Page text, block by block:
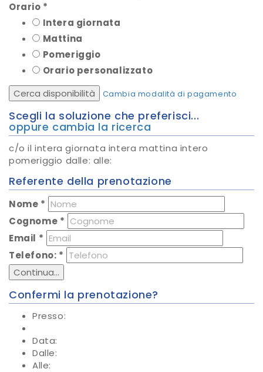
Orario *
Intera giornata
Mattina
Pomeriggio
Orario personalizzato
Cerca disponibilità
Cambia modalità di pagamento
Scegli la soluzione che preferisci...
oppure cambia la ricerca
c/oilintera giornata intera mattina intero
pomeriggio dalle: alle:
Referente della prenotazione
Nome *
Cognome *
Email *
Telefono: *
Continua...
Confermi la prenotazione?
Presso:
Data:
Dalle:
Alle: